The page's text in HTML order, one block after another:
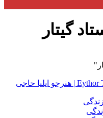
گیتار